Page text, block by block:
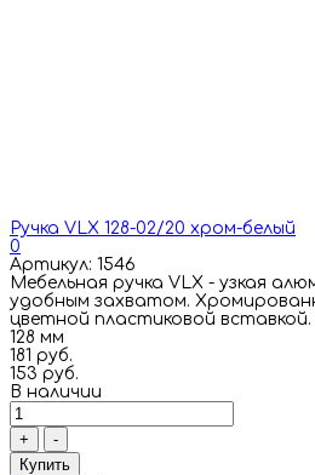
Ручка VLX 128-02/20 хром-белый
0
Артикул: 1546
Мебельная ручка VLX - узкая
удобным захватом.
цветной пластиковой
128 мм
181 руб.
153 руб.
В наличии
+
-
Купить